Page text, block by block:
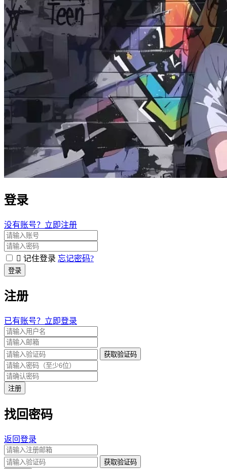
登录
没有账号？立即注册
记住登录 忘记密码?
登录
注册
已有账号？立即登录
获取验证码
注册
找回密码
返回登录
获取验证码